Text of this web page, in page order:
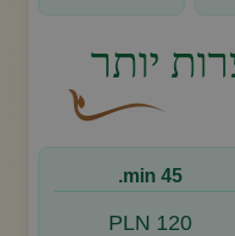
יותר
45 min.
120 PLN